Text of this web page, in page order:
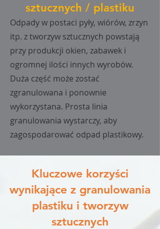
sztucznych / plastiku
Odpady w postaci pyły, wiórów, zrzyn
itp. z tworzyw sztucznych powstają
przy produkcji okien, zabawek i
ogromnej ilości innych wyrobów.
Duża część może zostać
zgranulowana i ponownie
wykorzystana. Prosta linia
granulowania wystarczy, aby
zagospodarować odpad plastikowy.
Kluczowe korzyści
wynikające z granulowania
plastiku i tworzyw
sztucznych